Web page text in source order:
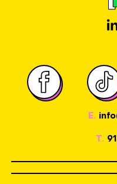
E.
T.